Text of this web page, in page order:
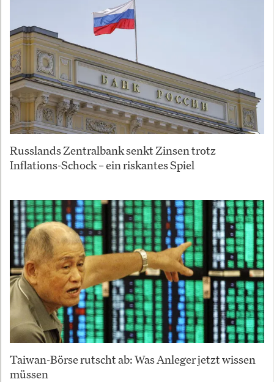
Russlands Zentralbank senkt Zinsen trotz
Inflations-Schock – ein riskantes Spiel
Taiwan-Börse rutscht ab: Was Anleger jetzt wissen
müssen